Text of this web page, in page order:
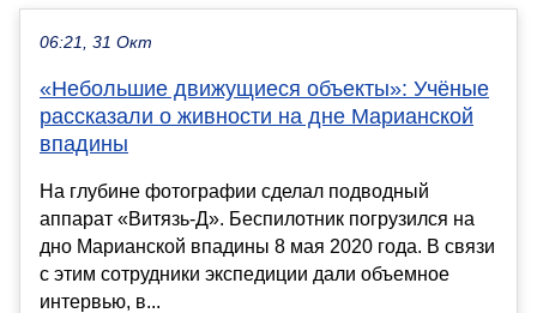
06:21, 31 Окт
«Небольшие движущиеся объекты»: Учёные
рассказали о живности на дне Марианской
впадины
На глубине фотографии сделал подводный
аппарат «Витязь-Д». Беспилотник погрузился на
дно Марианской впадины 8 мая 2020 года. В связи
с этим сотрудники экспедиции дали объемное
интервью, в...